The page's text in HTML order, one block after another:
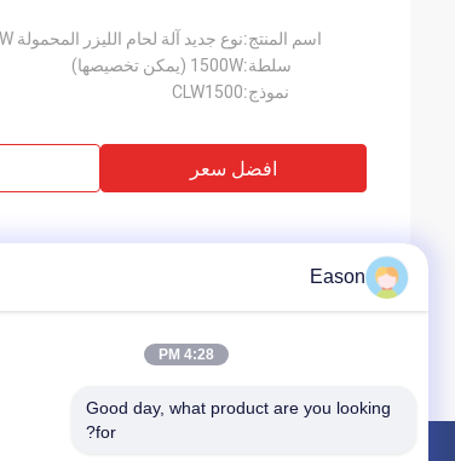
اسم المنتج:نوع جديد آلة لحام الليزر المحمولة 1500W للألمنيوم المعدني
سلطة:1500W (يمكن تخصيصها)
نموذج:CLW1500
افضل سعر
Eason
4:28 PM
Good day, what product are you looking
for?